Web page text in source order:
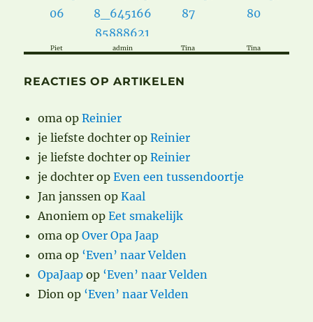
Piet admin Tina Tina
REACTIES OP ARTIKELEN
oma opReinier
je liefste dochter opReinier
je liefste dochter opReinier
je dochter opEven een tussendoortje
Jan janssen opKaal
Anoniem opEet smakelijk
oma opOver Opa Jaap
oma op ‘Even’ naar Velden
OpaJaap op ‘Even’ naar Velden
Dion op ‘Even’ naar Velden